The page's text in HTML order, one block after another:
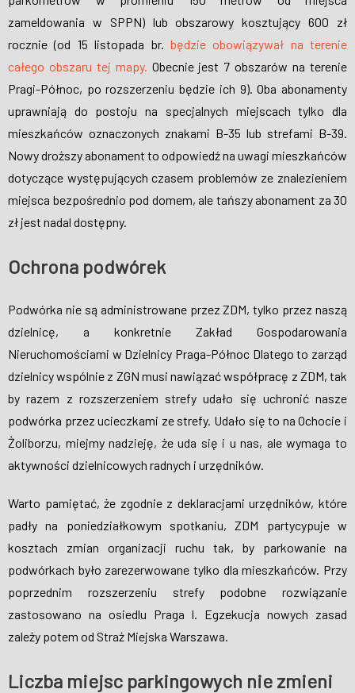
zameldowania w SPPN) lub obszarowy kosztujący 600 zł
rocznie (od 15 listopada br. będzie obowiązywał na terenie
całego obszaru tej mapy. Obecnie jest 7 obszarów na terenie
Pragi-Północ, po rozszerzeniu będzie ich 9). Oba abonamenty
uprawniają do postoju na specjalnych miejscach tylko dla
mieszkańców oznaczonych znakami B-35 lub strefami B-39.
Nowy droższy abonament to odpowiedź na uwagi mieszkańców
dotyczące występujących czasem problemów ze znalezieniem
miejsca bezpośrednio pod domem, ale tańszy abonament za 30
zł jest nadal dostępny.
Ochrona podwórek
Podwórka nie są administrowane przez ZDM, tylko przez naszą
dzielnicę, a konkretnie Zakład Gospodarowania
Nieruchomościami w Dzielnicy Praga-Północ Dlatego to zarząd
dzielnicy wspólnie z ZGN musi nawiązać współpracę z ZDM, tak
by razem z rozszerzeniem strefy udało się uchronić nasze
podwórka przez ucieczkami ze strefy. Udało się to na Ochocie i
Żoliborzu, miejmy nadzieję, że uda się i u nas, ale wymaga to
aktywności dzielnicowych radnych i urzędników.
Warto pamiętać, że zgodnie z deklaracjami urzędników, które
padły na poniedziałkowym spotkaniu, ZDM partycypuje w
kosztach zmian organizacji ruchu tak, by parkowanie na
podwórkach było zarezerwowane tylko dla mieszkańców. Przy
poprzednim rozszerzeniu strefy podobne rozwiązanie
zastosowano na osiedlu Praga I. Egzekucja nowych zasad
zależy potem od Straż Miejska Warszawa.
Liczba miejsc parkingowych nie zmieni